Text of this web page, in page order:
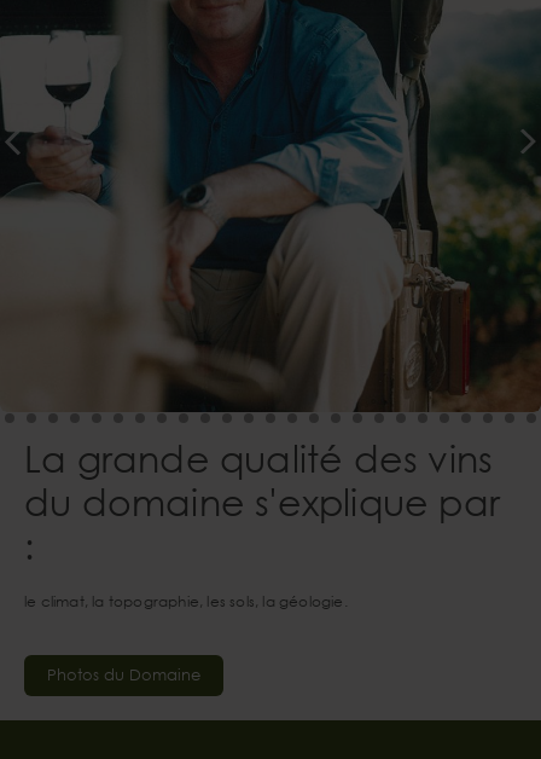
La grande qualité des vins
du domaine s'explique par
:
le climat, la topographie, les sols, la géologie.
Photos du Domaine